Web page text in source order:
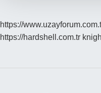
https://
https://hardshell.com.tr